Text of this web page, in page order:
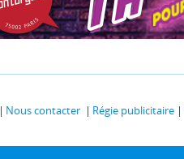
Nous contacter Régie publicitaire